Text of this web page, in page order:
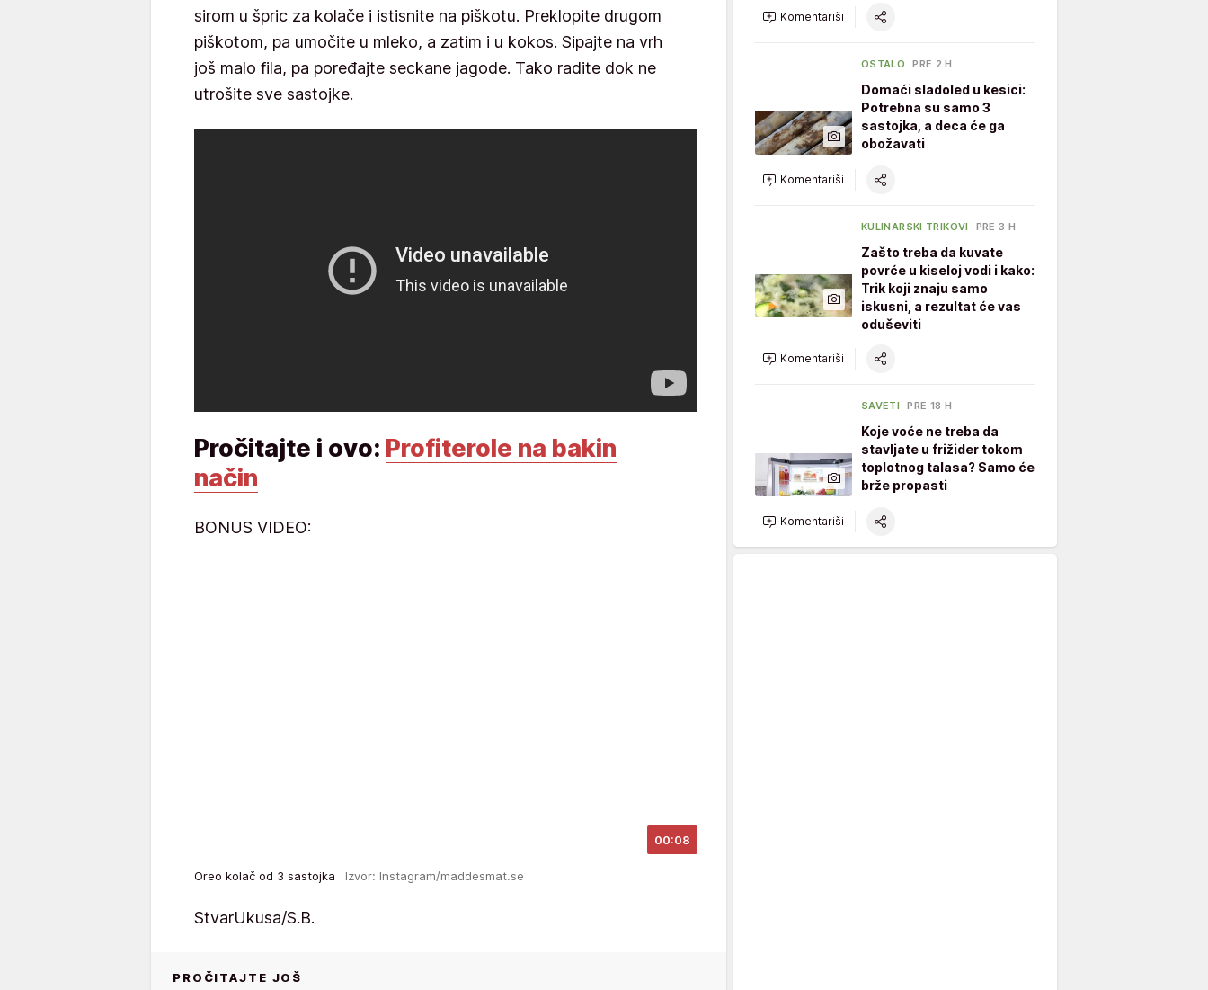
sirom u špric za kolače i istisnite na piškotu. Preklopite drugom
piškotom, pa umočite u mleko, a zatim i u kokos. Sipajte na vrh
još malo fila, pa poređajte seckane jagode. Tako radite dok ne
utrošite sve sastojke.
Pročitajte i ovo: Profiterole na bakin
način
BONUS VIDEO:
00:08
Oreo kolač od 3 sastojka Izvor: Instagram/maddesmat.se
StvarUkusa/S.B.
PROČITAJTE JOŠ
Komentariši
OSTALO PRE 2 H
Domaći sladoled u kesici:
Potrebna su samo 3
sastojka, a deca će ga
obožavati
Komentariši
KULINARSKI TRIKOVI PRE 3 H
Zašto treba da kuvate
povrće u kiseloj vodi i kako:
Trik koji znaju samo
iskusni, a rezultat će vas
oduševiti
Komentariši
SAVETI PRE 18 H
Koje voće ne treba da
stavljate u frižider tokom
toplotnog talasa? Samo će
brže propasti
Komentariši